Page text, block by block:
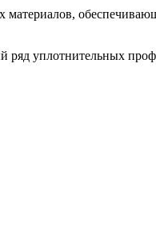
уплотнительных